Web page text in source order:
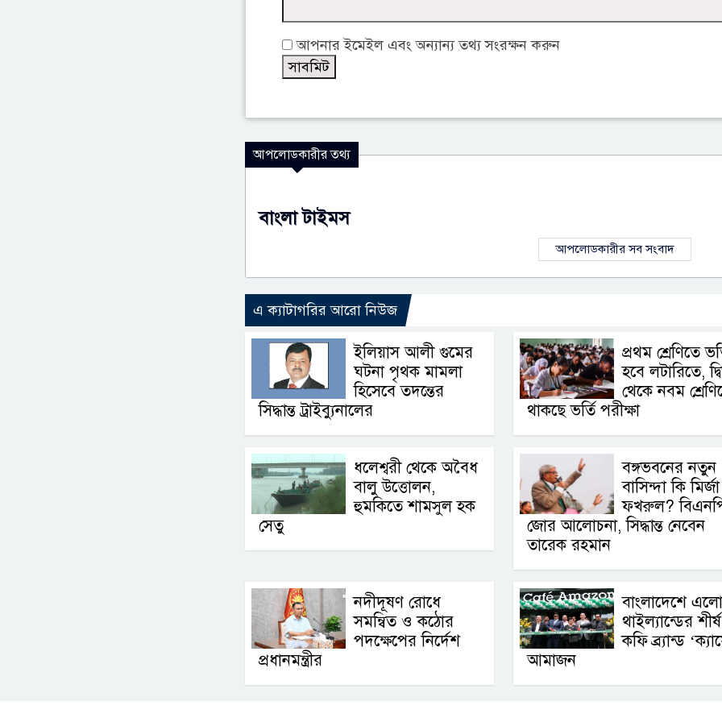
আপনার ইমেইল এবং অন্যান্য তথ্য সংরক্ষন করুন
আপলোডকারীর তথ্য
বাংলা টাইমস
আপলোডকারীর সব সংবাদ
এ ক্যাটাগরির আরো নিউজ
ইলিয়াস আলী গুমের
ঘটনা পৃথক মামলা
হিসেবে তদন্তের
সিদ্ধান্ত ট্রাইব্যুনালের
প্রথম শ্রেণিতে
হবে লটারিতে,
থেকে নবম
থাকছে ভর্তি পরীক্ষা
ধলেশ্বরী থেকে অবৈধ
বালু উত্তোলন,
হুমকিতে শামসুল হক
সেতু
বঙ্গভবনের নতুন
বাসিন্দা কি মির্জা
ফখরুল?
জোর আলোচনা, সিদ্ধান্ত নেবেন
তারেক রহমান
নদীদূষণ রোধে
সমন্বিত ও কঠোর
পদক্ষেপের নির্দেশ
প্রধানমন্ত্রীর
বাংলাদেশে এলো
থাইল্যান্ডের শীর্ষ
কফি ব্র্যান্ড
আমাজন